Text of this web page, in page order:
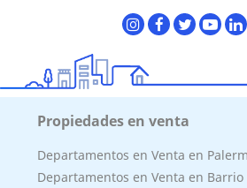
Propiedades en venta
Departamentos en Venta en
Departamentos en Venta en Barrio